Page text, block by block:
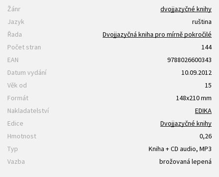
Žánr
dvojjazyčné knihy
Jazyk
ruština
Řada
Dvojjazyčná kniha pro mírně pokročilé
Počet stran
144
EAN
9788026600343
Datum vydání
10.09.2012
Věk od
15
Formát
148x210 mm
Nakladatelství
EDIKA
Edice
Dvojjazyčné knihy
Hmotnost
0,26
Typ
Kniha + CD audio, MP3
Vazba
brožovaná lepená